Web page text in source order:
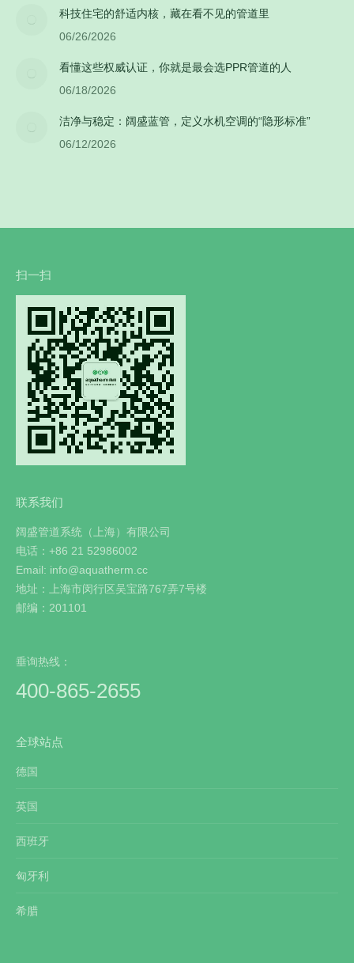
科技住宅的舒适内核，藏在看不见的管道里
06/26/2026
看懂这些权威认证，你就是最会选PPR管道的人
06/18/2026
洁净与稳定：阔盛蓝管，定义水机空调的“隐形标准”
06/12/2026
扫一扫
联系我们
阔盛管道系统（上海）有限公司
电话：+86 21 52986002
Email: info@aquatherm.cc
地址：上海市闵行区吴宝路767弄7号楼
邮编：201101
垂询热线：
400-865-2655
全球站点
德国
英国
西班牙
匈牙利
希腊